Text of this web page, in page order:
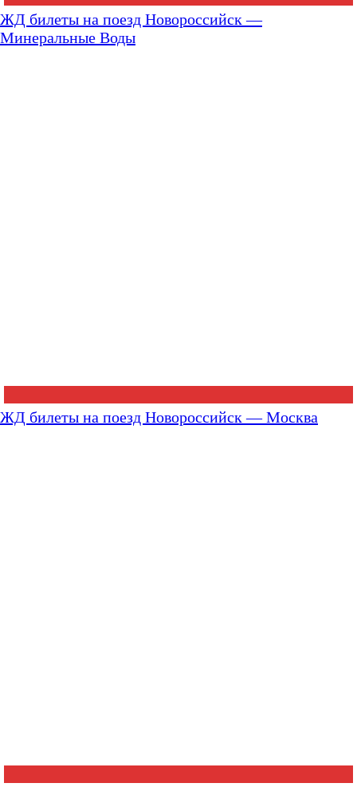
ЖД билеты на поезд Новороссийск —
Минеральные Воды
ЖД билеты на поезд Новороссийск — Москва